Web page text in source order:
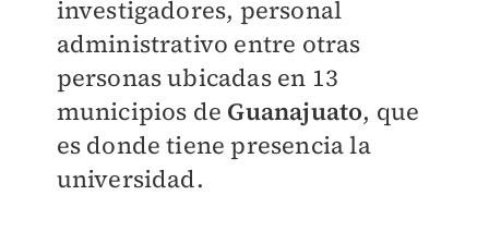
investigadores, personal
administrativo entre otras
personas ubicadas en 13
municipios de Guanajuato, que
es donde tiene presencia la
universidad.